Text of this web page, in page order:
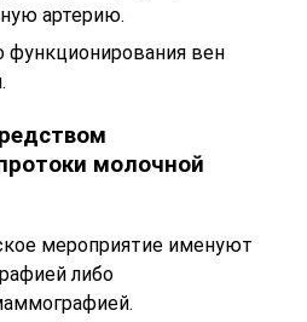
артерию.
функционирования вен
молочной
мероприятие именуют
либо